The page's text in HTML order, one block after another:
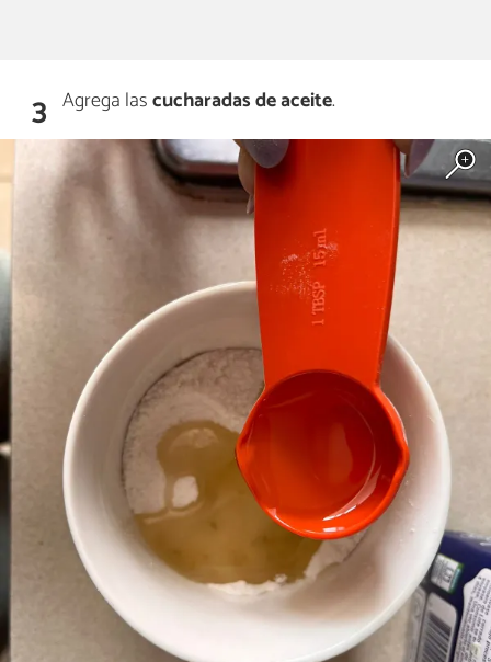
3 Agrega lascucharadas de aceite.